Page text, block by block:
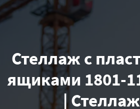
Стеллаж с
ящиками 1801-
|